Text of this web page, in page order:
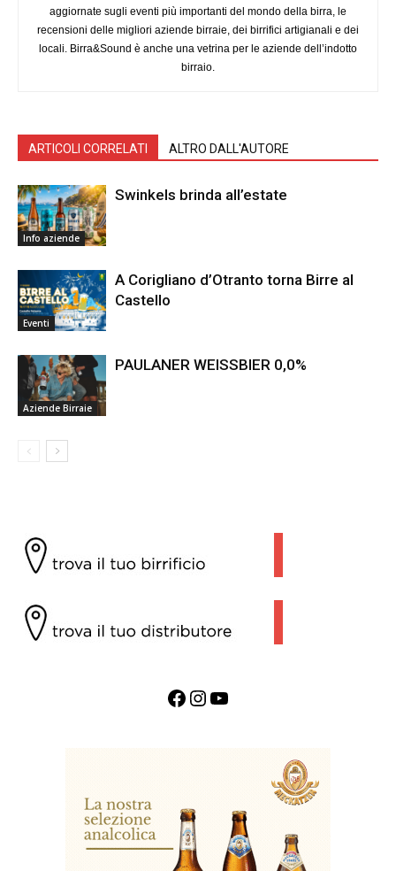
aggiornate sugli eventi più importanti del mondo della birra, le
recensioni delle migliori aziende birraie, dei birrifici artigianali e dei
locali. Birra&Sound è anche una vetrina per le aziende dell’indotto
birraio.
ARTICOLI CORRELATI ALTRO DALL'AUTORE
Info aziende
Swinkels brinda all’estate
Eventi
A Corigliano d’Otranto torna Birre al
Castello
Aziende Birraie
PAULANER WEISSBIER 0,0%
Facebook InstagramYouTube